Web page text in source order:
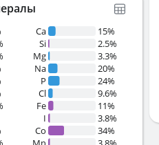
Ca
15%
Si
2.5%
Mg
3.3%
Na
20%
P
24%
Cl
9.6%
Fe
11%
I
3.8%
Co
34%